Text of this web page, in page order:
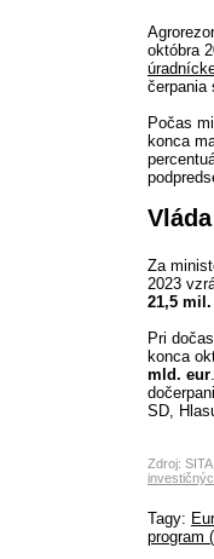
októbra
čerpania
Počas
konca
Za
2023
21,5
Pri
konca
mld. eur
SD,
Zdroj:
Tagy:
program